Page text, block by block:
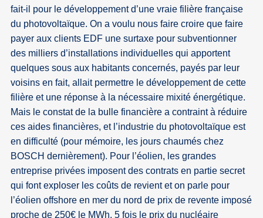
fait-il pour le développement d’une vraie filière française
du photovoltaïque. On a voulu nous faire croire que faire
payer aux clients EDF une surtaxe pour subventionner
des milliers d’installations individuelles qui apportent
quelques sous aux habitants concernés, payés par leur
voisins en fait, allait permettre le développement de cette
filière et une réponse à la nécessaire mixité énergétique.
Mais le constat de la bulle financière a contraint à réduire
ces aides financières, et l’industrie du photovoltaïque est
en difficulté (pour mémoire, les jours chaumés chez
BOSCH dernièrement). Pour l’éolien, les grandes
entreprise privées imposent des contrats en partie secret
qui font exploser les coûts de revient et on parle pour
l’éolien offshore en mer du nord de prix de revente imposé
proche de 250€ le MWh, 5 fois le prix du nucléaire